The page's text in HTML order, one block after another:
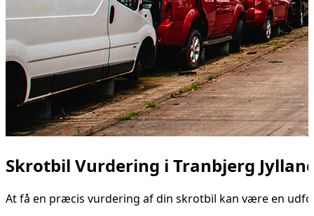
Skrotbil Vurdering i Tranbjerg
At få en præcis vurdering af din skrotbil kan være en